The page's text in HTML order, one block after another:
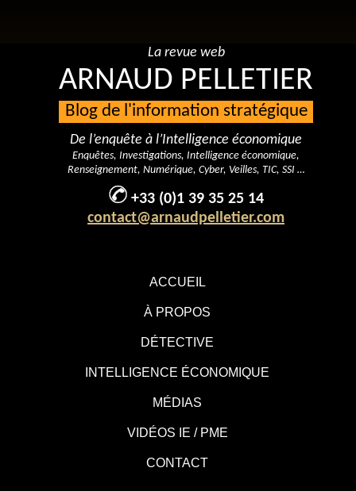
ACCUEIL
À PROPOS
DÉTECTIVE
INTELLIGENCE ÉCONOMIQUE
MÉDIAS
VIDÉOS IE / PME
CONTACT
La revue web
ARNAUD PELLETIER
Blog de l'information stratégique
De l’enquête à l’Intelligence économique
Enquêtes, Investigations, Intelligence économique,
Renseignement, Numérique, Cyber, Veilles, TIC, SSI …
+33 (0)1 39 35 25 14
contact@arnaudpelletier.com